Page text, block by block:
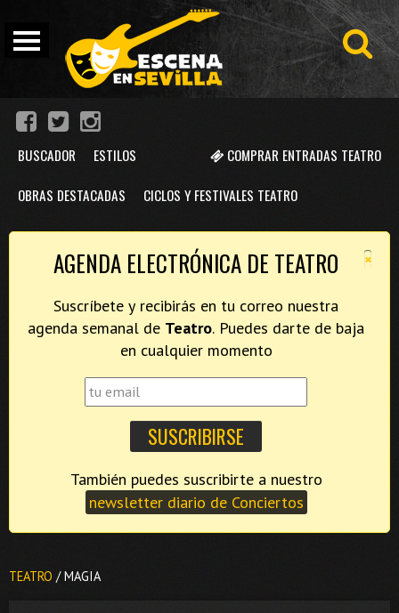
COMPRAR ENTRADAS TEATRO
BUSCADOR ESTILOS
OBRAS DESTACADAS CICLOS Y FESTIVALES TEATRO
×
AGENDA ELECTRÓNICA DE TEATRO
Suscríbete y recibirás en tu correo nuestra
agenda semanal de Teatro. Puedes darte de baja
en cualquier momento
newsletter diario de Conciertos
TEATRO / MAGIA